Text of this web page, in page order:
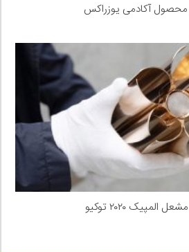
آکادمی یوزراکس
۲۰۲۰ توکیو